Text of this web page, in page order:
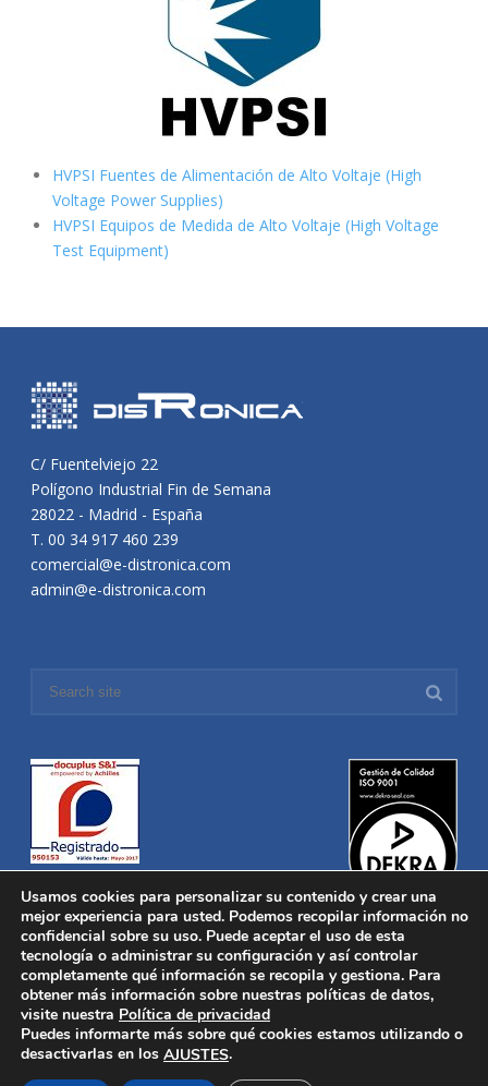
HVPSI Fuentes de Alimentación de Alto Voltaje (High
Voltage Power Supplies)
HVPSI Equipos de Medida de Alto Voltaje (High Voltage
Test Equipment)
C/ Fuentelviejo 22
Polígono Industrial Fin de Semana
28022 - Madrid - España
T. 00 34 917 460 239
comercial@e-distronica.com
admin@e-distronica.com
Distronica © 2016 Todos los derechos reservados.Aviso legal
Política de privacidad|Política de Cookies
Desarrollado porNucleosoft
Inicio
Quiénes Somos
Usamos cookies para personalizar su contenido y crear una
mejor experiencia para usted. Podemos recopilar información no
confidencial sobre su uso. Puede aceptar el uso de esta
tecnología o administrar su configuración y así controlar
completamente qué información se recopila y gestiona. Para
obtener más información sobre nuestras políticas de datos,
visite nuestra Política de privacidad
Puedes informarte más sobre qué cookies estamos utilizando o
desactivarlas en los AJUSTES.